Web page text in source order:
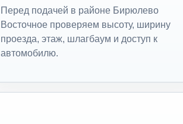
Перед подачей в районе Бирюлево
Восточное проверяем высоту, ширину
проезда, этаж, шлагбаум и доступ к
автомобилю.